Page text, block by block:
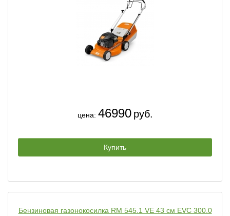
цена: 46990 руб.
Купить
Бензиновая газонокосилка RM 545.1 VE 43 см EVC 300.0